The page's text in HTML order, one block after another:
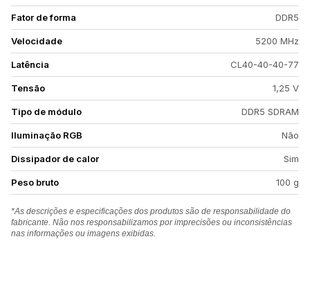
Fator de forma DDR5
Velocidade 5200 MHz
Latência CL40-40-40-77
Tensão 1,25 V
Tipo de módulo DDR5 SDRAM
Iluminação RGB Não
Dissipador de calor Sim
Peso bruto 100 g
*As descrições e especificações dos produtos são de responsabilidade do
fabricante. Não nos responsabilizamos por imprecisões ou inconsistências
nas informações ou imagens exibidas.